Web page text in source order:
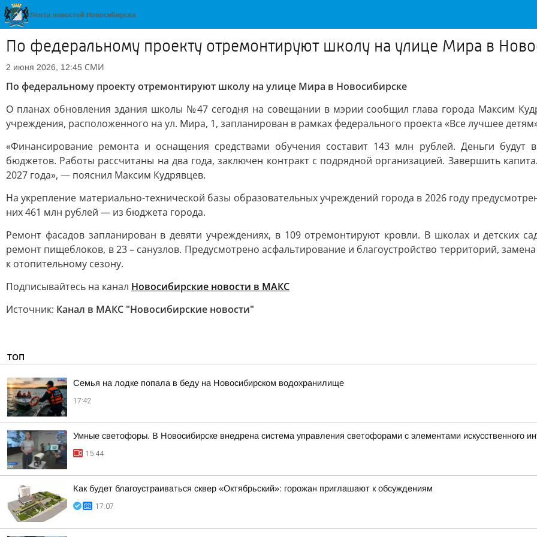
По федеральному проекту отремонтируют школу на улице Мира в
2 июня 2026, 12:45 СМИ
По федеральному проекту отремонтируют школу на улице Мира в Новосибирске
О планах обновления здания школы №47 сегодня на совещании в мэрии сообщил глава города Максим
учреждения, расположенного на ул. Мира, 1, запланирован в рамках федерального проекта «Все лучшее
«Финансирование ремонта и оснащения средствами обучения составит 143 млн рублей. Деньги будут
бюджетов. Работы рассчитаны на два года, заключен контракт с подрядной организацией. Завершить
2027 года», — пояснил Максим Кудрявцев.
На укрепление материально-технической базы образовательных учреждений города в 2026 году
них 461 млн рублей — из бюджета города.
Ремонт фасадов запланирован в девяти учреждениях, в 109 отремонтируют кровли. В школах и детских
ремонт пищеблоков, в 23 – санузлов. Предусмотрено асфальтирование и благоустройство территорий,
к отопительному сезону.
Подписывайтесь на канал Новосибирские новости в MАКС
Источник: Канал в МАКС "Новосибирские новости"
ТОП
Семья на лодке попала в беду на Новосибирском водохранилище
17:42
Умные светофоры. В Новосибирске внедрена система управления светофорами с элементами искусственного
15:44
Как будет благоустраиваться сквер «Октябрьский»: горожан приглашают к обсуждениям
17:07